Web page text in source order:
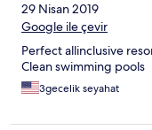
29 Nisan 2019
Google ile çevir
Perfect allinclusive
Clean swimming pools
3gecelik seyahat